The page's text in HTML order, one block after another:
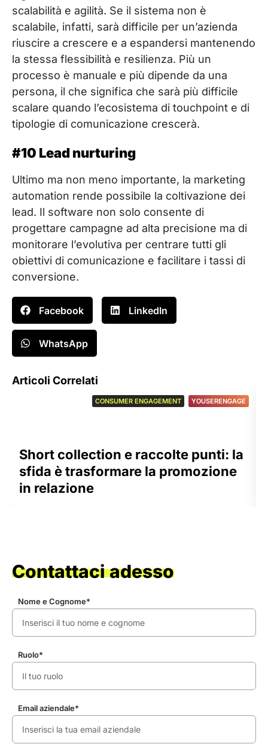
scalabilità e agilità. Se il sistema non è
scalabile, infatti, sarà difficile per un’azienda
riuscire a crescere e a espandersi mantenendo
la stessa flessibilità e resilienza. Più un
processo è manuale e più dipende da una
persona, il che significa che sarà più difficile
scalare quando l’ecosistema di touchpoint e di
tipologie di comunicazione crescerà.
#10 Lead nurturing
Ultimo ma non meno importante, la marketing
automation rende possibile la coltivazione dei
lead. Il software non solo consente di
progettare campagne ad alta precisione ma di
monitorare l’evolutiva per centrare tutti gli
obiettivi di comunicazione e facilitare i tassi di
conversione.
Facebook LinkedIn
WhatsApp
Articoli Correlati
Short collection e raccolte punti: la
sfida è trasformare la promozione
in relazione
CONSUMER ENGAGEMENT , YOUSERENGAGE
Contattaci adesso
Nome e Cognome*
Ruolo*
Email aziendale*